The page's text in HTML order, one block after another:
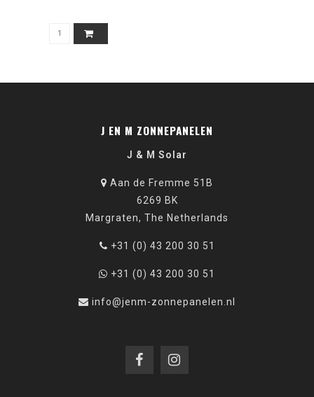
J EN M ZONNEPANELEN
J & M Solar
Aan de Fremme 51B
6269 BK
Margraten, The Netherlands
+31 (0) 43 200 30 51
+31 (0) 43 200 30 51
info@jenm-zonnepanelen.nl